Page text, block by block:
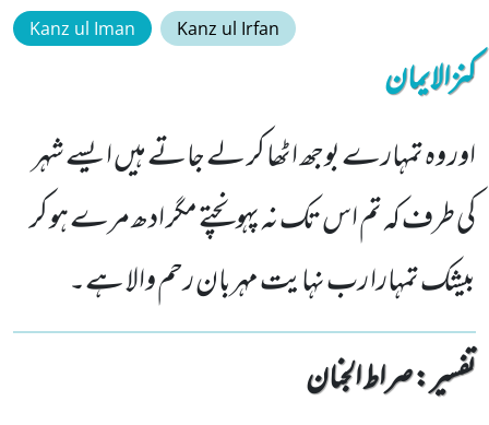
Kanz ul Iman Kanz ul Irfan
کنزالایمان
اور وہ تمہارے بوجھ اٹھا کر لے جاتے ہیں ایسے شہر
کی طرف کہ تم اس تک نہ پہونچتے مگر ادھ مرے ہو کر
بیشک تمہارا رب نہایت مہربان رحم والا ہے۔
تفسیر : ‎صراط الجنان